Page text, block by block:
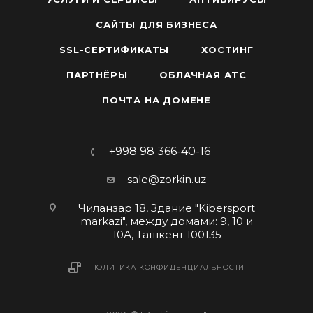
«Улей: HelpDesk»— единая точка доступа для
технической и сервисной поддержки
сотрудников на корпоративном портале.
всплывающие сообщения для облегчения
«Улей: Брендирование Битрикс24»
фирменный стиль компании.
«Главная страница»— единая точка входа в
корпоративный портал с быстрым доступом к
ключевым сервисам.
«Улей: Настройка уведомлений для всех»
САЙТЫ ДЛЯ БИЗНЕСА
SSL-СЕРТИФИКАТЫ ХОСТИНГ
ПАРТНЁРЫ ОБЛАЧНАЯ АТС
ПОЧТА НА ДОМЕНЕ
+998 98 366-40-16
sale@zorkin.uz
Чиланзар 18, Здание "Kibersport
markazi", между домами: 9, 10 и
10А, Ташкент 100135
ПОЛИТИКА КОНФИДЕНЦИАЛЬНОСТИ